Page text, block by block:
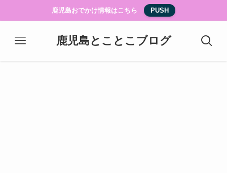
鹿児島おでかけ情報はこちら PUSH
鹿児島とことこブログ